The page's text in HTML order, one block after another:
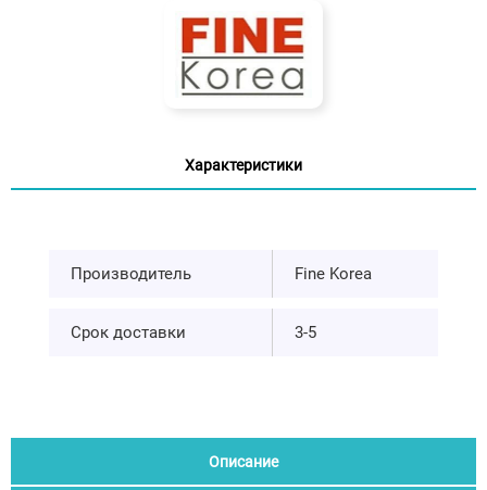
Характеристики
Производитель Fine Korea
Срок доставки 3-5
Описание